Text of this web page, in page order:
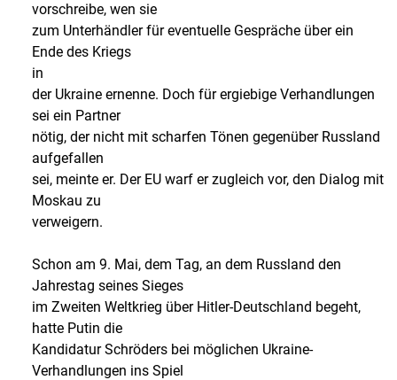
vorschreibe, wen sie
zum Unterhändler für eventuelle Gespräche über ein
Ende des Kriegs
in
der Ukraine ernenne. Doch für ergiebige Verhandlungen
sei ein Partner
nötig, der nicht mit scharfen Tönen gegenüber Russland
aufgefallen
sei, meinte er. Der EU warf er zugleich vor, den Dialog mit
Moskau zu
verweigern.
Schon am 9. Mai, dem Tag, an dem Russland den
Jahrestag seines Sieges
im Zweiten Weltkrieg über Hitler-Deutschland begeht,
hatte Putin die
Kandidatur Schröders bei möglichen Ukraine-
Verhandlungen ins Spiel